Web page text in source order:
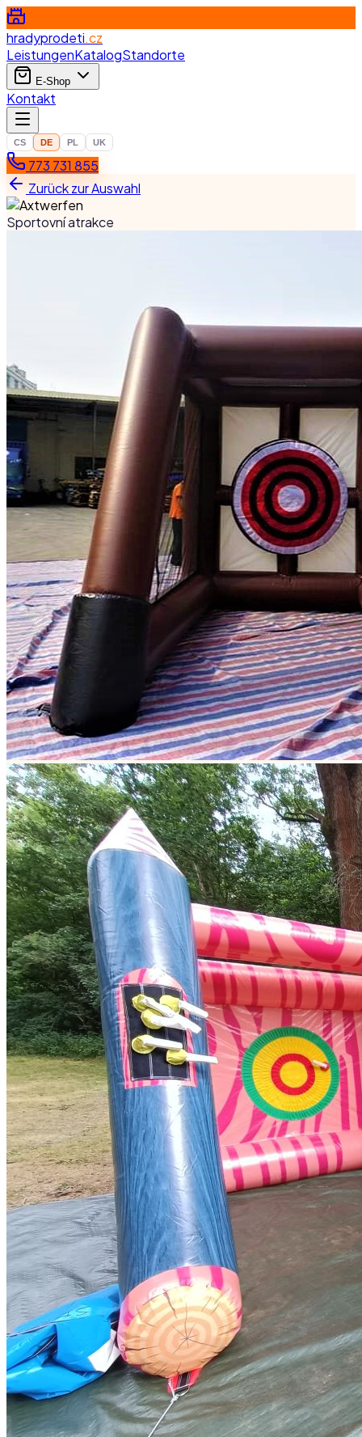
hradyprodeti.cz
LeistungenKatalogStandorte
E-Shop
Kontakt
CS DE PL UK
773 731 855
Zurück zur Auswahl
Sportovní atrakce